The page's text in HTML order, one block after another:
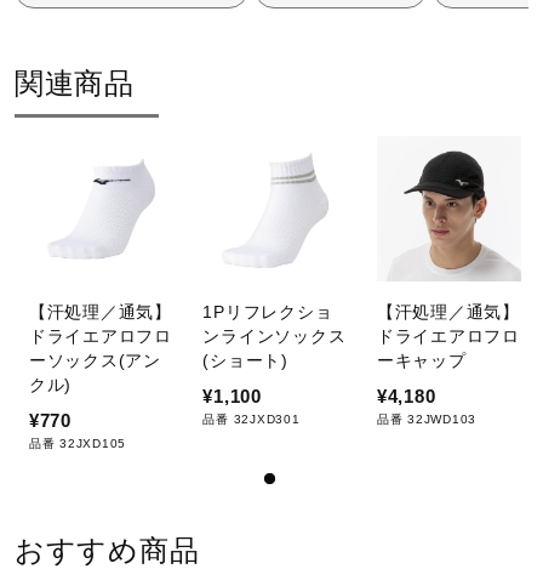
サポート
直営店一覧
関連商品
【汗処理／通気】
ドライエアロフロ
ーソックス(アン
クル)
¥770
品番 32JXD105
1Pリフレクショ
ンラインソックス
(ショート)
¥1,100
品番 32JXD301
【汗処理／通気】
ドライエアロフロ
ーキャップ
¥4,180
品番 32JWD103
おすすめ商品